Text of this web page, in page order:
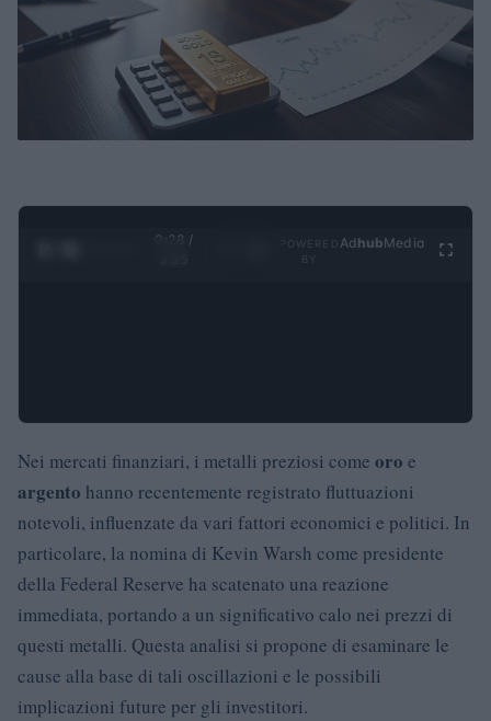
0:29 /
Ad hubMedia
Nei mercati finanziari, i metalli preziosi come oro e
argento hanno recentemente registrato fluttuazioni
notevoli, influenzate da vari fattori economici e politici. In
particolare, la nomina di Kevin Warsh come presidente
della Federal Reserve ha scatenato una reazione
immediata, portando a un significativo calo nei prezzi di
questi metalli. Questa analisi si propone di esaminare le
cause alla base di tali oscillazioni e le possibili
implicazioni future per gli investitori.